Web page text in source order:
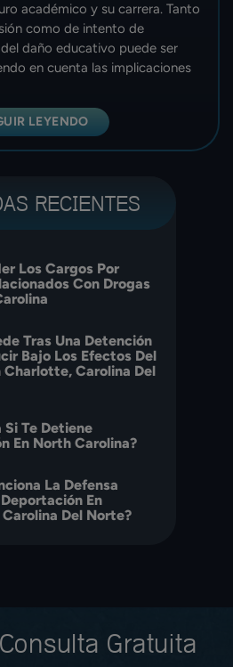
académico y su carrera. Tanto
como de intento de
daño educativo puede ser
en cuenta las implicaciones
LEYENDO
RECIENTES
Los Cargos Por
Con Drogas
Tras Una Detención
Bajo Los Efectos Del
Charlotte, Carolina Del
Si Te Detiene
En North Carolina?
La Defensa
En
Del Norte?
Consulta Gratuita